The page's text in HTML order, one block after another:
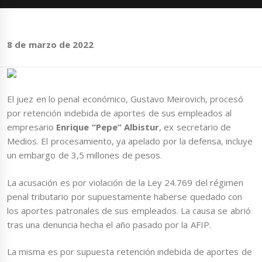
8 de marzo de 2022
El juez en lo penal económico, Gustavo Meirovich, procesó
por retención indebida de aportes de sus empleados al
empresario Enrique “Pepe” Albistur, ex secretario de
Medios. El procesamiento, ya apelado por la defensa, incluye
un embargo de 3,5 millones de pesos.
La acusación es por violación de la Ley 24.769 del régimen
penal tributario por supuestamente haberse quedado con
los aportes patronales de sus empleados. La causa se abrió
tras una denuncia hecha el año pasado por la AFIP.
La misma es por supuesta retención indebida de aportes de